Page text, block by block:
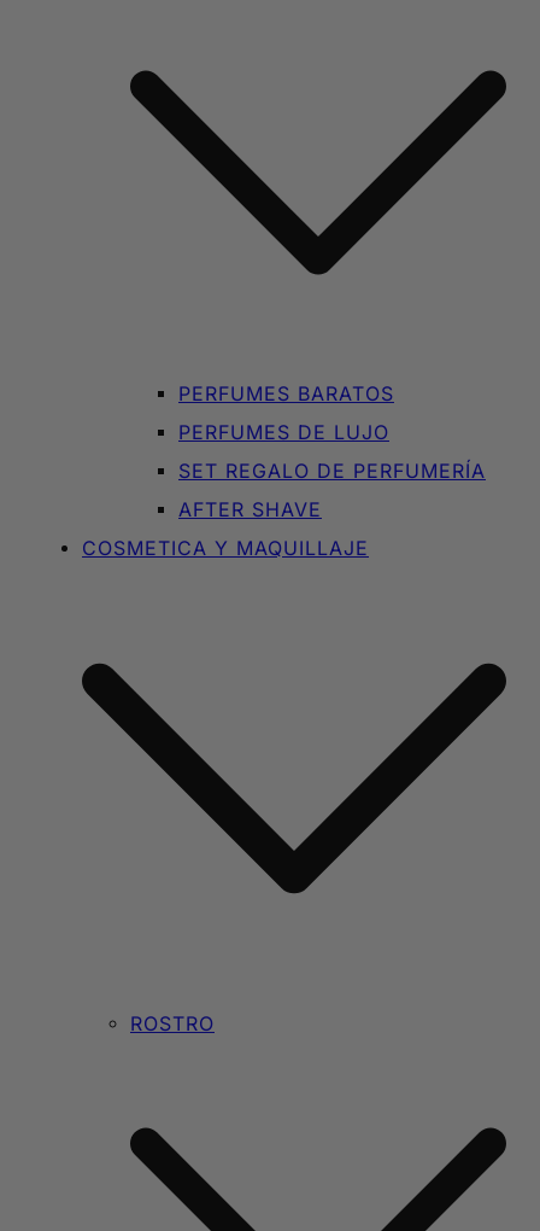
PERFUMES BARATOS
PERFUMES DE LUJO
SET REGALO DE PERFUMERÍA
AFTER SHAVE
COSMETICA Y MAQUILLAJE
ROSTRO